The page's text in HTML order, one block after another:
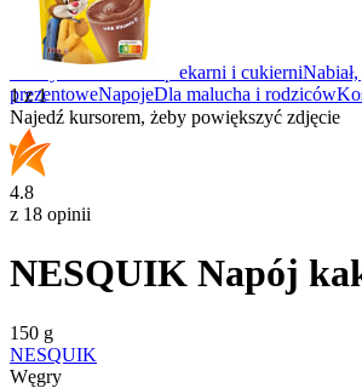
Z piekarni i cukierni
prezentoweNapojeDla malucha i rodziców
1z1
Najedź kursorem, żeby powiększyć zdjęcie
4.8
z 18 opinii
NESQUIK Napój
150 g
NESQUIK
Węgry